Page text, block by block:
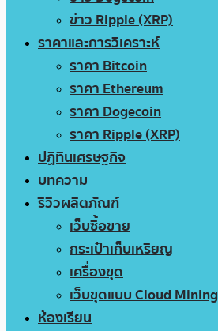
ข่าว Ripple (XRP)
ราคาและการวิเคราะห์
ราคา Bitcoin
ราคา Ethereum
ราคา Dogecoin
ราคา Ripple (XRP)
ปฏิทินเศรษฐกิจ
บทความ
รีวิวผลิตภัณฑ์
เว็บซื้อขาย
กระเป๋าเก็บเหรียญ
เครื่องขุด
เว็บขุดแบบ Cloud Mining
ห้องเรียน